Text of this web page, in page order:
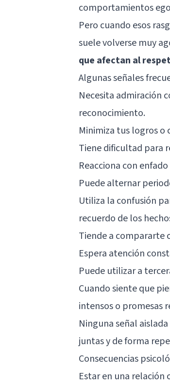
comportamientos
Pero cuando esos
suele volverse muy
que afectan al
Algunas señales
Necesita admiración
reconocimiento.
Minimiza tus logros o
Tiene dificultad para
Reacciona con
Puede alternar
Utiliza la confusión
recuerdo de los
Tiende a compararte
Espera atención
Puede utilizar a
Cuando siente que
intensos o promesas
Ninguna señal
juntas y de forma
Consecuencias
Estar en una relación